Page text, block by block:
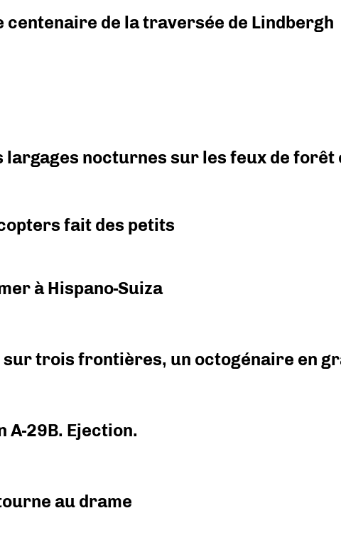
centenaire de la traversée de Lindbergh
largages nocturnes sur les feux de forêt
fait des petits
à Hispano-Suiza
trois frontières, un octogénaire en
A-29B. Ejection.
au drame